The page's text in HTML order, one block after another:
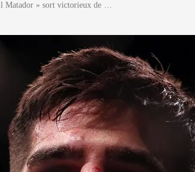
Matador » sort victorieux de …